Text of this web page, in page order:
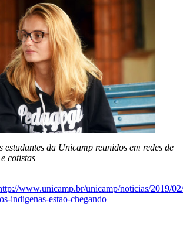
estudantes da Unicamp reunidos em redes de
cotistas
www.unicamp.br/unicamp/noticias/2019/
indigenas-estao-chegando